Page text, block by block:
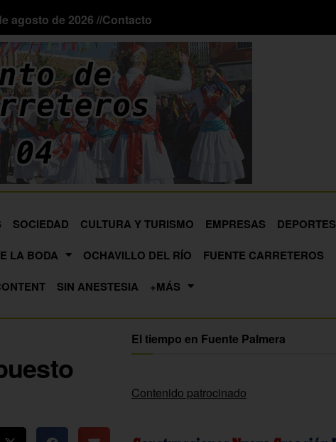
agosto de 2026 //Contacto
SOCIEDAD CULTURA Y TURISMO EMPRESAS
DEPORTES
LA BODA OCHAVILLO DEL RÍO
FUENTE CARRETEROS
SIN ANESTESIA +MÁS
El tiempo en Fuente Palmera
Contenido patrocinado